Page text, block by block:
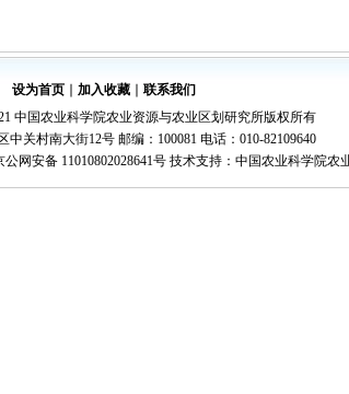
设为首页 加入收藏
联系我们
中国农业科学院农业资源与农业区划研究所版权所有
中关村南大街12号 邮编：100081 电话：010-82109640
公网安备 11010802028641号 技术支持：中国农业科学院农